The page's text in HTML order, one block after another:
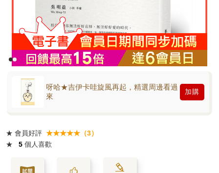
呀哈★吉伊卡哇旋風再起，精選周邊看過
來
加購
★ 會員好評 ★★★★★（3）
★
5 個人喜歡